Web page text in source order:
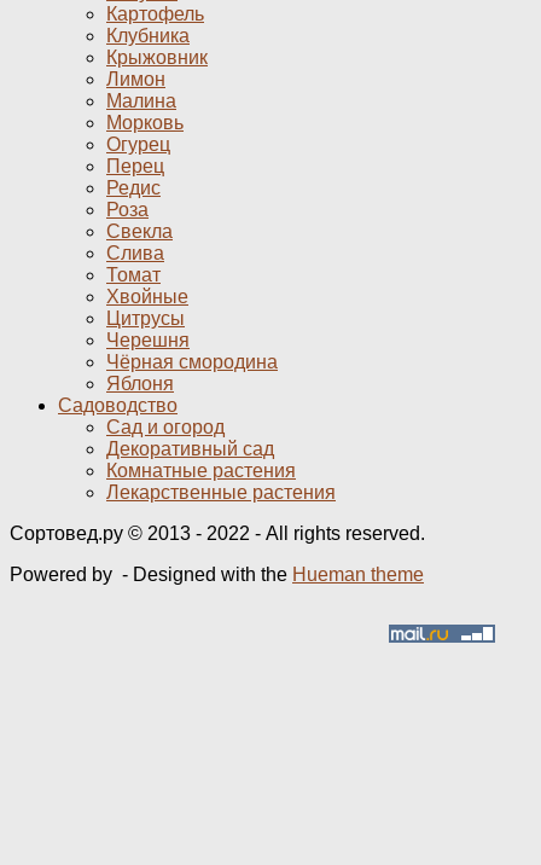
Картофель
Клубника
Крыжовник
Лимон
Малина
Морковь
Огурец
Перец
Редис
Роза
Свекла
Слива
Томат
Хвойные
Цитрусы
Черешня
Чёрная смородина
Яблоня
Садоводство
Сад и огород
Декоративный сад
Комнатные растения
Лекарственные растения
Сортовед.ру © 2013 - 2022 - All rights reserved.
Powered by - Designed with the Hueman theme